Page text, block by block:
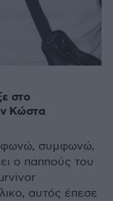
στο
Κώστα
συμφωνώ,
ο παππούς του
αυτός έπεσε